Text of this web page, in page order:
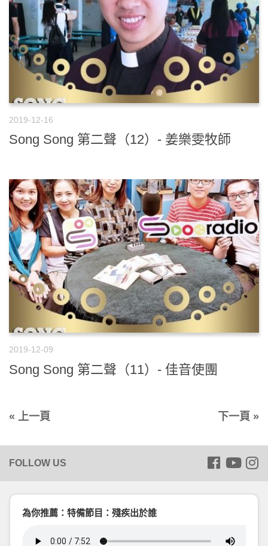
2019-12-16
Song Song 第二聲（12）- 姜樂雯牧師
2019-12-09
Song Song 第二聲（11）- 佳音使團
« 上一頁 下一頁 »
為你推薦：特備節目：殘疾出於誰